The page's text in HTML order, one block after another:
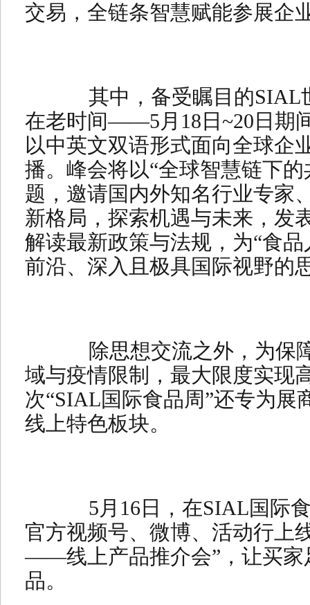
交易，全链条智慧赋能参展企
其中，备受瞩目的SIAL
在老时间——5月18日~20日期
以中英文双语形式面向全球企
播。峰会将以“全球智慧链下
题，邀请国内外知名行业专家
新格局，探索机遇与未来，发
解读最新政策与法规，为“食
前沿、深入且极具国际视野的
除思想交流之外，为保
域与疫情限制，最大限度实现
次“SIAL国际食品周”还专为展
线上特色板块。
5月16日，在SIAL国际食
官方视频号、微博、活动行上
——线上产品推介会”，让买家
品。